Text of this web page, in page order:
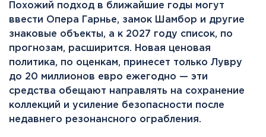
Похожий подход в ближайшие годы могут
ввести Опера Гарнье, замок Шамбор и другие
знаковые объекты, а к 2027 году список, по
прогнозам, расширится. Новая ценовая
политика, по оценкам, принесет только Лувру
до 20 миллионов евро ежегодно — эти
средства обещают направлять на сохранение
коллекций и усиление безопасности после
недавнего резонансного ограбления.